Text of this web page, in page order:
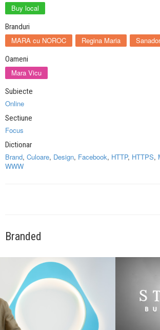
Buy local
Branduri
MARA cu NOROC Regina Maria Sanador
Oameni
Mara Vicu
Subiecte
Online
Sectiune
Focus
Dictionar
Brand, Culoare, Design, Facebook, HTTP, HTTPS,
WWW
Branded